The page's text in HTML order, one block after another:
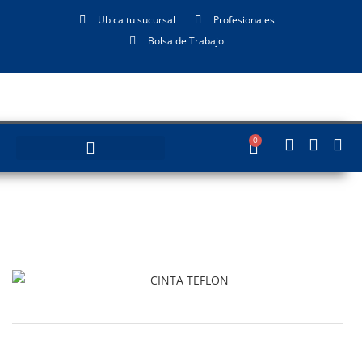
Ubica tu sucursal
Profesionales
Bolsa de Trabajo
0